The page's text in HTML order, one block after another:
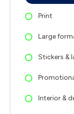
Print
Large
Stickers &
Interior &